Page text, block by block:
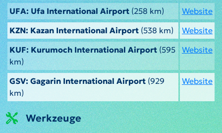
UFA: Ufa International Airport(258 km)
Website
KZN: Kazan International Airport (538 km)
Website
KUF: Kurumoch International Airport(595
km)
Website
GSV: Gagarin International Airport (929
km)
Website
Werkzeuge